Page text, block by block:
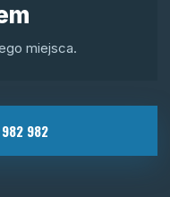
miejsca.
982 982